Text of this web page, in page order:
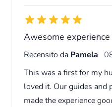
Awesome
Recensito da Pamela
This was a first for my
loved it. Our guides
made the experience